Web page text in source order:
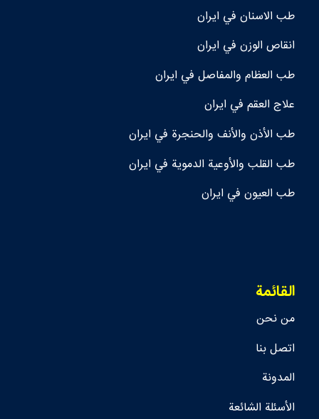
طب الاسنان في ايران
انقاص الوزن في ايران
طب العظام والمفاصل في ايران
علاج العقم في ايران
طب الأذن والأنف والحنجرة في ايران
طب القلب والأوعية الدموية في ايران
طب العيون في ايران
القائمة
من نحن
اتصل بنا
المدونة
الأسئلة الشائعة